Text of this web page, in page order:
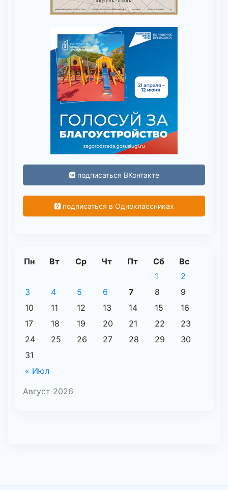
подписаться ВКонтакте
подписаться в Одноклассниках
Август 2026
Пн Вт Ср Чт Пт Сб Вс
« Июл
1
2
3
4 5 6 7 8
9
10
11 12 13 14 15
16
17
18 19 20 21 22
23
24
25 26 27 28 29
30
31